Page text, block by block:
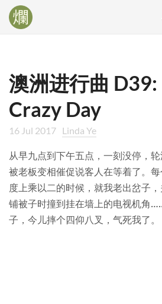
澳洲进行曲
Crazy Day
16 Jul 2017 Linda Ye
从早九点到下午五点，一刻没停，
被老板变相催促说客人在等着了。
度上乘以二的时候，就我老出岔子，
铺被子时撞到挂在墙上的电视机角
子，今儿摔个四仰八叉，气死我了。